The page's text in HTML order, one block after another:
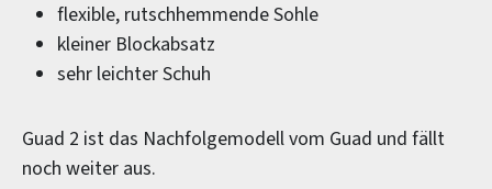
flexible, rutschhemmende Sohle
kleiner Blockabsatz
sehr leichter Schuh
Guad 2 ist das Nachfolgemodell vom Guad und fällt
noch weiter aus.